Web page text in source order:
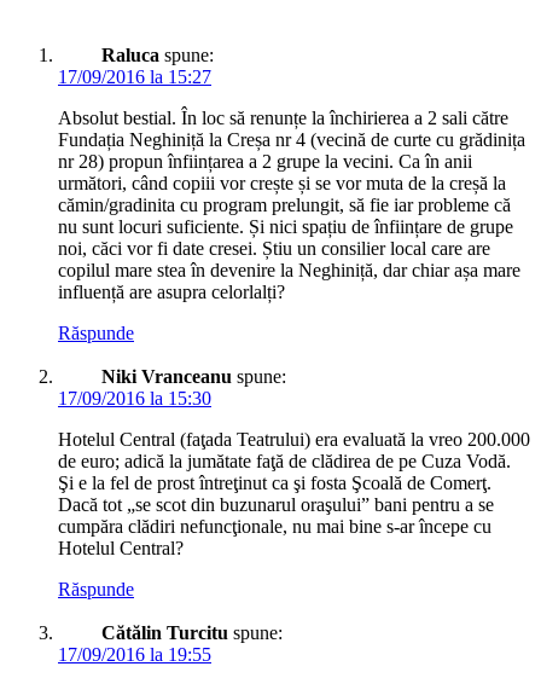
Raluca spune:
17/09/2016 la 15:27
Absolut bestial. În loc să renunțe la închirierea a 2 sali către
Fundația Neghiniță la Creșa nr 4 (vecină de curte cu grădinița
nr 28) propun înființarea a 2 grupe la vecini. Ca în anii
următori, când copiii vor crește și se vor muta de la creșă la
cămin/gradinita cu program prelungit, să fie iar probleme că
nu sunt locuri suficiente. Și nici spațiu de înființare de grupe
noi, căci vor fi date cresei. Știu un consilier local care are
copilul mare stea în devenire la Neghiniță, dar chiar așa mare
influență are asupra celorlalți?
Răspunde
Niki Vranceanu spune:
17/09/2016 la 15:30
Hotelul Central (faţada Teatrului) era evaluată la vreo 200.000
de euro; adică la jumătate faţă de clădirea de pe Cuza Vodă.
Şi e la fel de prost întreţinut ca şi fosta Şcoală de Comerţ.
Dacă tot „se scot din buzunarul oraşului” bani pentru a se
cumpăra clădiri nefuncţionale, nu mai bine s-ar începe cu
Hotelul Central?
Răspunde
Cătălin Turcitu spune:
17/09/2016 la 19:55